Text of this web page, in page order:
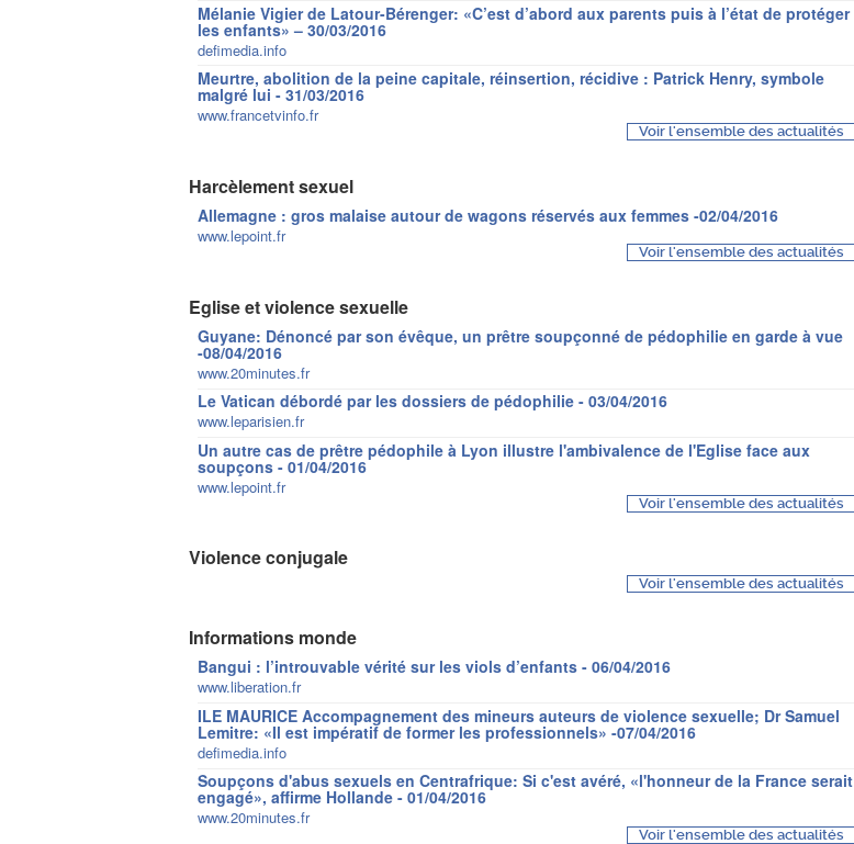
Mélanie Vigier de Latour-Bérenger: «C’est d’abord aux parents puis à l’état de protéger
les enfants» – 30/03/2016
defimedia.info
Meurtre, abolition de la peine capitale, réinsertion, récidive : Patrick Henry, symbole
malgré lui - 31/03/2016
www.francetvinfo.fr
Voir l'ensemble des actualités
Harcèlement sexuel
Allemagne : gros malaise autour de wagons réservés aux femmes -02/04/2016
www.lepoint.fr
Voir l'ensemble des actualités
Eglise et violence sexuelle
Guyane: Dénoncé par son évêque, un prêtre soupçonné de pédophilie en garde à vue
-08/04/2016
www.20minutes.fr
Le Vatican débordé par les dossiers de pédophilie - 03/04/2016
www.leparisien.fr
Un autre cas de prêtre pédophile à Lyon illustre l'ambivalence de l'Eglise face aux
soupçons - 01/04/2016
www.lepoint.fr
Voir l'ensemble des actualités
Violence conjugale
Voir l'ensemble des actualités
Informations monde
Bangui : l’introuvable vérité sur les viols d’enfants - 06/04/2016
www.liberation.fr
ILE MAURICE Accompagnement des mineurs auteurs de violence sexuelle; Dr Samuel
Lemitre: «Il est impératif de former les professionnels» -07/04/2016
defimedia.info
Soupçons d'abus sexuels en Centrafrique: Si c'est avéré, «l'honneur de la France serait
engagé», affirme Hollande - 01/04/2016
www.20minutes.fr
Voir l'ensemble des actualités